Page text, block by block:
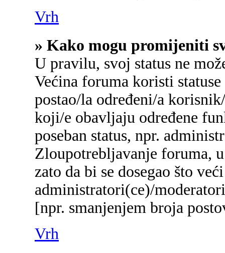
Vrh
» Kako mogu promijeniti
U pravilu, svoj status ne
Većina foruma koristi
postao/la određeni/a
koji/e obavljaju određene
poseban status, npr.
Zloupotrebljavanje foruma,
zato da bi se dosegao što
administratori(ce)/
[npr. smanjenjem broja
Vrh